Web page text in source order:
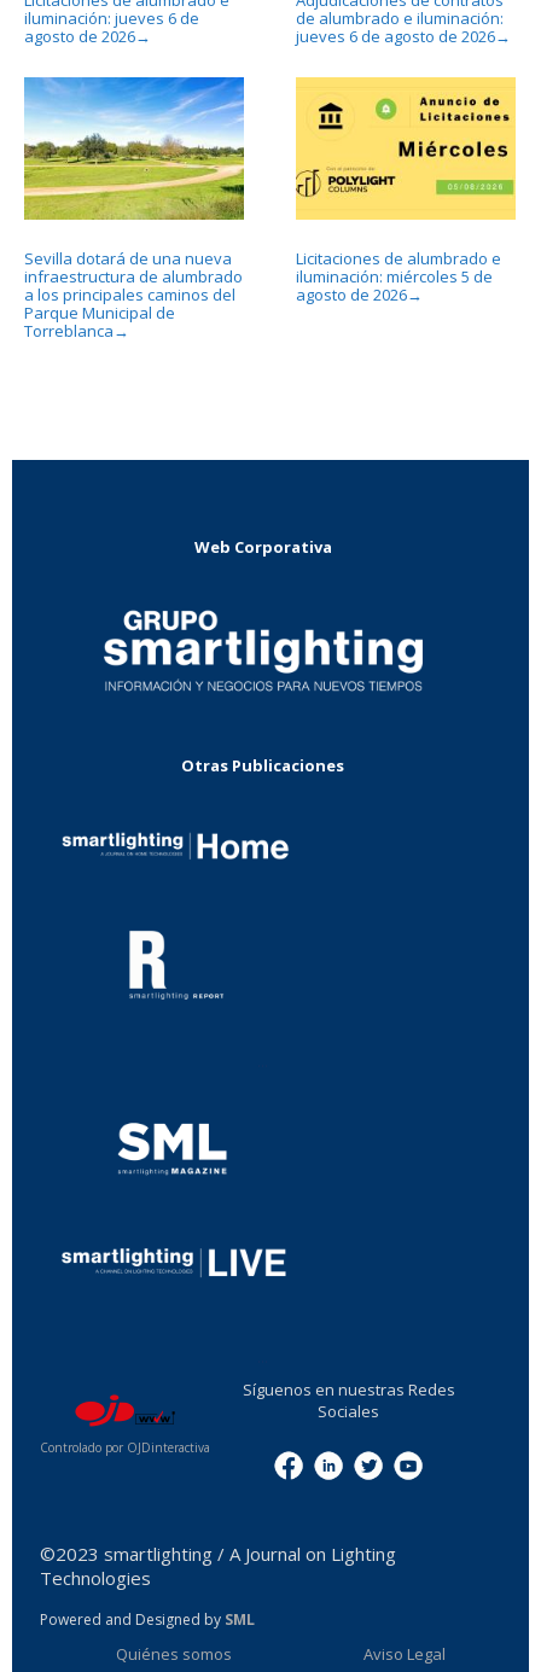
iluminación: jueves 6 de
agosto de 2026→
de alumbrado e iluminación:
jueves 6 de agosto de 2026→
Sevilla dotará de una nueva
infraestructura de alumbrado
a los principales caminos del
Parque Municipal de
Torreblanca →
Licitaciones de alumbrado e
iluminación: miércoles 5 de
agosto de 2026→
Web Corporativa
Otras Publicaciones
Controlado por OJDinteractiva
Síguenos en nuestras Redes
Sociales
©2023 smartlighting / A Journal on Lighting
Technologies
Powered and Designed by SML
Quiénes somos Aviso Legal